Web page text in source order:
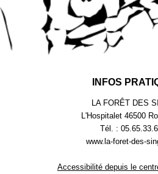
INFOS
LA FORÊT DES
L'Hospitalet 46500
Tél. :
www.la-foret-des-
Accessibilité depuis le